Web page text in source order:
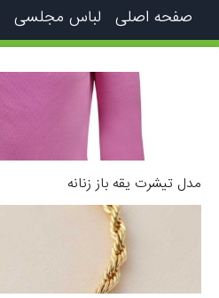
صفحه اصلی لباس مجلسی
مدل تیشرت یقه باز زنانه